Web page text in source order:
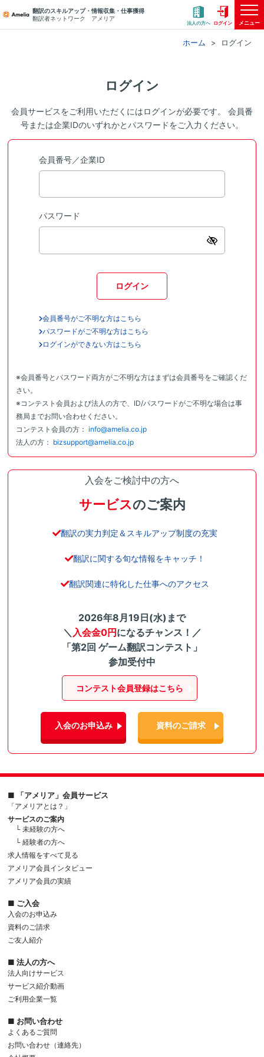
翻訳のスキルアップ・情報収集・仕事獲得
翻訳者ネットワーク アメリア
法人の方へ ログイン メニュー
ホーム ログイン
ログイン
会員サービスをご利用いただくにはログインが必要です。 会員番
号または企業IDのいずれかとパスワードをご入力ください。
会員番号／企業ID
パスワード
ログイン
会員番号がご不明な方はこちら
パスワードがご不明な方はこちら
ログインができない方はこちら
※会員番号とパスワード両方がご不明な方はまずは会員番号をご確認くだ
さい。
※コンテスト会員および法人の方で、ID/パスワードがご不明な場合は事
務局までお問い合わせください。
コンテスト会員の方： info@amelia.co.jp
法人の方： bizsupport@amelia.co.jp
入会をご検討中の方へ
サービスのご案内
翻訳の実力判定＆スキルアップ制度の充実
翻訳に関する旬な情報をキャッチ！
翻訳関連に特化した仕事へのアクセス
2026年8月19日(水)まで
＼ 入会金0円になるチャンス！／
「第2回 ゲーム翻訳コンテスト」
参加受付中
コンテスト会員登録はこちら
入会のお申込み 資料のご請求
■ 「アメリア」会員サービス
「アメリアとは？」
サービスのご案内
└ 未経験の方へ
└ 経験者の方へ
求人情報をすべて見る
アメリア会員インタビュー
アメリア会員の実績
■ ご入会
入会のお申込み
資料のご請求
ご友人紹介
■ 法人の方へ
法人向けサービス
サービス紹介動画
ご利用企業一覧
■ お問い合わせ
よくあるご質問
お問い合わせ（連絡先）